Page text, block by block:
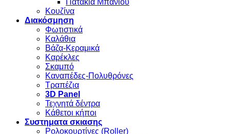
Πατάκια Μπάνιου
Κουζίνα
Διακόσμηση
Φωτιστικά
Καλάθια
Βάζα-Κεραμικά
Καρέκλες
Σκαμπό
Καναπέδες-Πολυθρόνες
Τραπέζια
3D Panel
Τεχνητά δέντρα
Κάθετοι κήποι
Συστηματα σκιασης
Ρολοκουρτίνες (Roller)